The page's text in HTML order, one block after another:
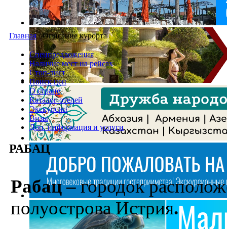
Главная /Описание курорта
Спецпредложения
Наличие мест на рейсах
Стоп-лист
Поиск цен
О стране
Каталог отелей
Экскурсии
Визы
Доп. информация и услуги
РАБАЦ
Рабац –городок
полуострова Истрия.